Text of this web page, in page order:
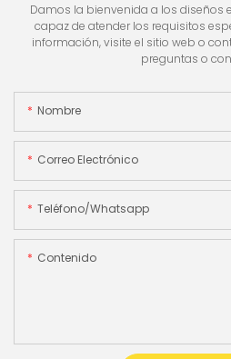
Damos la bienvenida a los diseños
capaz de atender los requisitos
información, visite el sitio web o
preguntas o
Nombre
Correo Electrónico
Teléfono/whatsapp
Contenido